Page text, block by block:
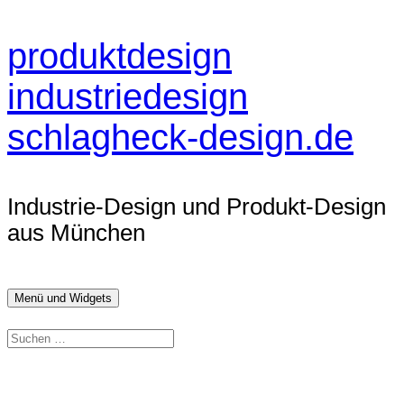
Zum
Inhalt
springen
produktdesign
industriedesign
schlagheck-design.de
Industrie-Design und Produkt-Design
aus München
Menü und Widgets
Suchen